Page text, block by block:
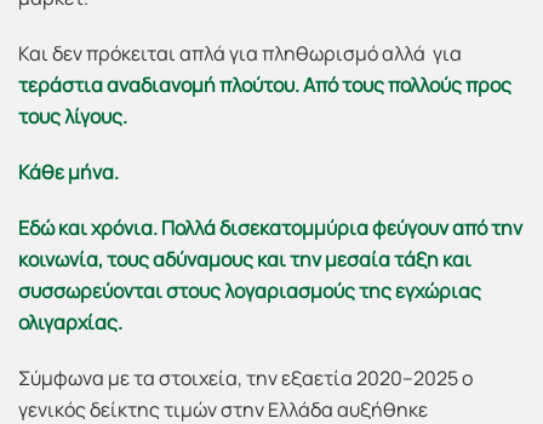
Και δεν πρόκειται απλά για πληθωρισμό αλλά για
τεράστια αναδιανομή πλούτου. Από τους πολλούς προς
τους λίγους.
Κάθε μήνα.
Εδώ και χρόνια. Πολλά δισεκατομμύρια φεύγουν από την
κοινωνία, τους αδύναμους και την μεσαία τάξη και
συσσωρεύονται στους λογαριασμούς της εγχώριας
ολιγαρχίας.
Σύμφωνα με τα στοιχεία, την εξαετία 2020–2025 ο
γενικός δείκτης τιμών στην Ελλάδα αυξήθηκε